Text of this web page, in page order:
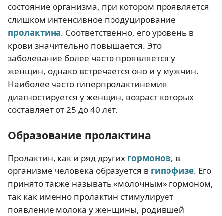
состояние организма, при котором проявляется
слишком интенсивное продуцирование
пролактина. Соответственно, его уровень в
крови значительно повышается. Это
заболевание более часто проявляется у
женщин, однако встречается оно и у мужчин.
Наиболее часто гиперпролактинемия
диагностируется у женщин, возраст которых
составляет от 25 до 40 лет.
Образование пролактина
Пролактин, как и ряд других гормонов, в
организме человека образуется в гипофизе. Его
принято также называть «молочным» гормоном,
так как именно пролактин стимулирует
появление молока у женщины, родившей